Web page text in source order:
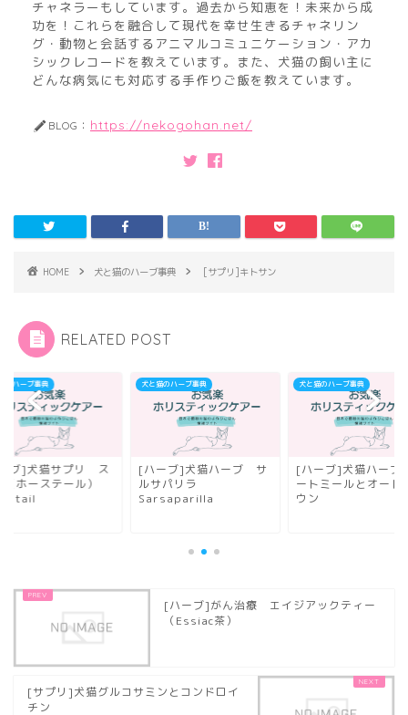
チャネラーもしています。過去から知恵を！未来から成
功を！これらを融合して現代を幸せ生きるチャネリン
グ・動物と会話するアニマルコミュニケーション・アカ
シックレコードを教えています。また、犬猫の飼い主に
どんな病気にも対応する手作りご飯を教えています。
BLOG： https://nekogohan.net/
HOME 犬と猫のハーブ事典 [サプリ]キトサン
RELATED POST
のハーブ事典
ブ]犬猫サプリ ス
（ホーステール）
犬と猫のハーブ事典
[ハーブ]犬猫ハーブ サ
ルサパリラ
Sarsaparilla
犬と猫のハーブ事典
[ハーブ]犬猫ハー
ートミールとオート
ウン
[ハーブ]がん治療 エイジアックティー
（Essiac茶）
[サプリ]犬猫グルコサミンとコンドロイ
チン